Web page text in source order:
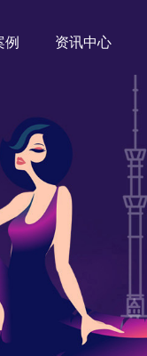
例 资讯中心